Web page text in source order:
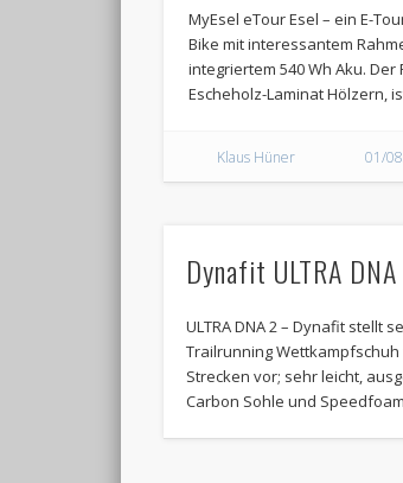
MyEsel eTour Esel – ein E-
Bike mit interessantem
integriertem 540 Wh Aku.
Escheholz-Laminat Hölzern,
Klaus Hüner 01/
Dynafit ULTRA
ULTRA DNA 2 – Dynafit stellt
Trailrunning
Strecken vor; sehr leicht,
Carbon Sohle und